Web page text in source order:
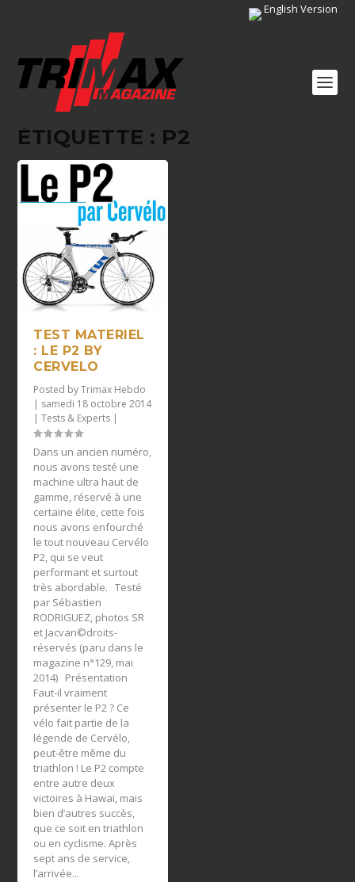
English Version
ÉTIQUETTE : P2
TEST MATERIEL
: LE P2 BY
CERVELO
Posted byTrimax Hebdo
| samedi 18 octobre 2014
|Tests & Experts |
Dans un ancien numéro,
nous avons testé une
machine ultra haut de
gamme, réservé à une
certaine élite, cette fois
nous avons enfourché
le tout nouveau Cervélo
P2, qui se veut
performant et surtout
très abordable. Testé
par Sébastien
RODRIGUEZ, photos SR
et Jacvan©droits-
réservés (paru dans le
magazine n°129, mai
2014) Présentation
Faut-il vraiment
présenter le P2 ? Ce
vélo fait partie de la
légende de Cervélo,
peut-être même du
triathlon ! Le P2 compte
entre autre deux
victoires à Hawaï, mais
bien d’autres succès,
que ce soit en triathlon
ou en cyclisme. Après
sept ans de service,
l’arrivée...